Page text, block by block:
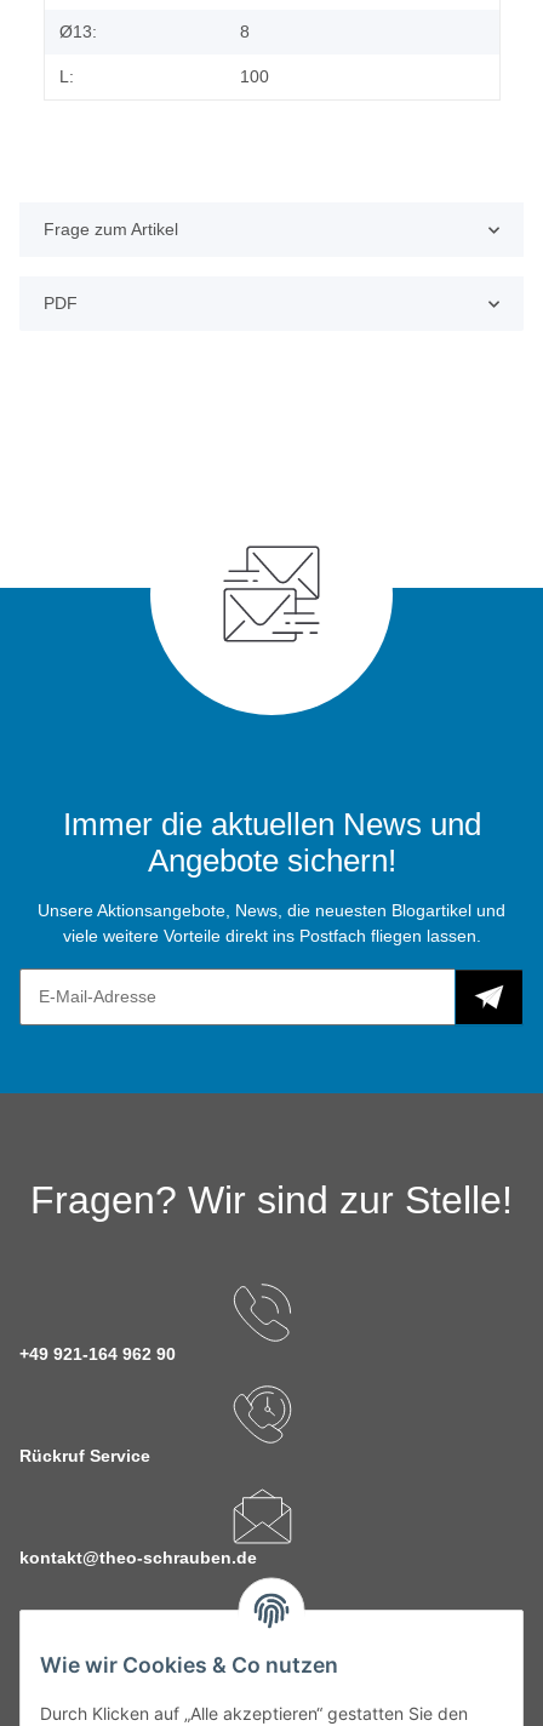
Wie wir Cookies & Co nutzen
Durch Klicken auf „Alle akzeptieren“ gestatten Sie den
Ø13: 8
L: 100
Frage zum Artikel
PDF
Immer die aktuellen News und
Angebote sichern!
Unsere Aktionsangebote, News, die neuesten Blogartikel und
viele weitere Vorteile direkt ins Postfach fliegen lassen.
Fragen? Wir sind zur Stelle!
+49 921-164 962 90
Rückruf Service
kontakt@theo-schrauben.de